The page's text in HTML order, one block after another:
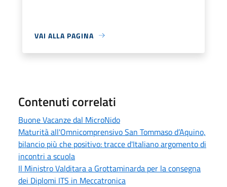
VAI ALLA PAGINA
Contenuti correlati
Buone Vacanze dal MicroNido
Maturità all'Omnicomprensivo San Tommaso d’Aquino,
bilancio più che positivo: tracce d'Italiano argomento di
incontri a scuola
Il Ministro Valditara a Grottaminarda per la consegna
dei Diplomi ITS in Meccatronica